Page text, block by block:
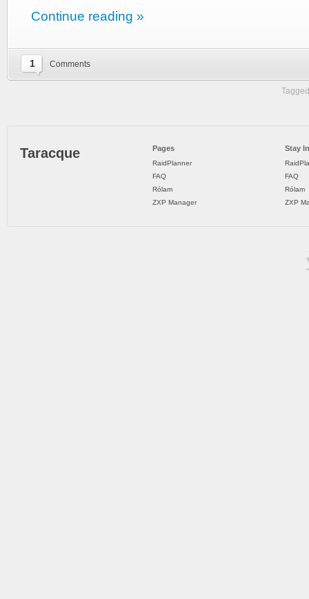
Continue reading »
1 Comments
Taracque Pages
RaidPlanner
FAQ
Rólam
ZXP Manager
Stay
FAQ
Rólam
ZXP